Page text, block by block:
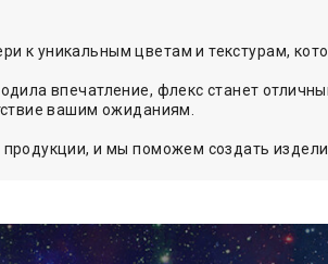
к уникальным цветам и текстурам,
впечатление, флекс станет
вашим ожиданиям.
и мы поможем создать